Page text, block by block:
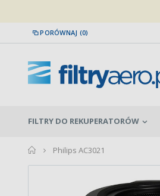
PORÓWNAJ (0)
FILTRY DO REKUPERATORÓW
home
Philips AC3021